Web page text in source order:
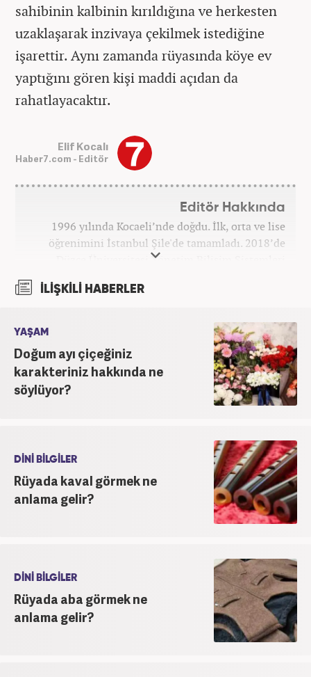
sahibinin kalbinin kırıldığına ve herkesten
uzaklaşarak inzivaya çekilmek istediğine
işarettir. Aynı zamanda rüyasında köye ev
yaptığını gören kişi maddi açıdan da
rahatlayacaktır.
Elif Kocalı
Haber7.com - Editör
Editör Hakkında
1996 yılında Kocaeli’nde doğdu. İlk, orta ve lise
öğrenimini İstanbul Şile'de tamamladı. 2018’de
Düzce Üniversitesi Yönetim Bilişim Sistemleri
bağlı Haber7.com bünyesinde ‘SEO Editörü’
İLİŞKİLİ HABERLER
YAŞAM
Doğum ayı çiçeğiniz
karakteriniz hakkında ne
söylüyor?
DİNİ BİLGİLER
Rüyada kaval görmek ne
anlama gelir?
DİNİ BİLGİLER
Rüyada aba görmek ne
anlama gelir?